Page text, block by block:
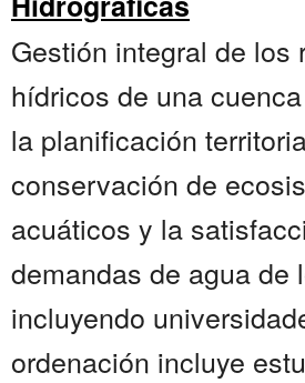
Gestión integral de los
hídricos de una
la planificación
conservación de
acuáticos y la
demandas de agua de
incluyendo
ordenación incluye